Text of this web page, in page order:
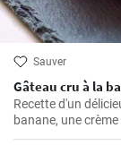
Sauver
Gâteau cru à la
Recette d'un
banane, une
créent une